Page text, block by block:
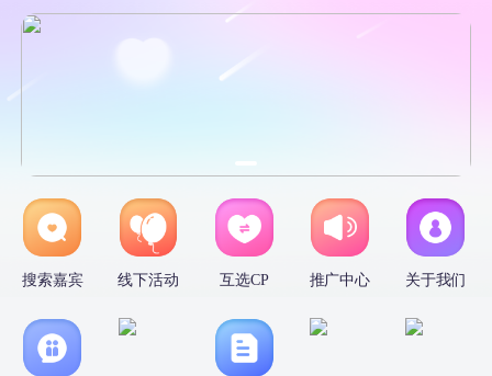
搜索嘉宾 线下活动 互选CP 推广中心 关于我们